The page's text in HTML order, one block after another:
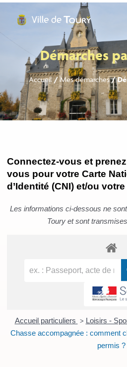
Démarches
Accueil/Mes démarches/
Connectez-vous et
vous pour votre Carte
d’Identité (CNI) et/ou
Les informations ci-dessous ne
Toury et sont
Accueil particuliers > Loisirs -
Chasse accompagnée : comment
permis ?